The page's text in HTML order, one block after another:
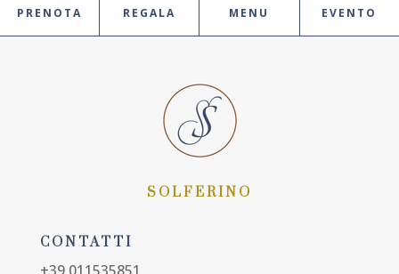
PRENOTA REGALA MENU EVENTO
SOLFERINO
CONTATTI